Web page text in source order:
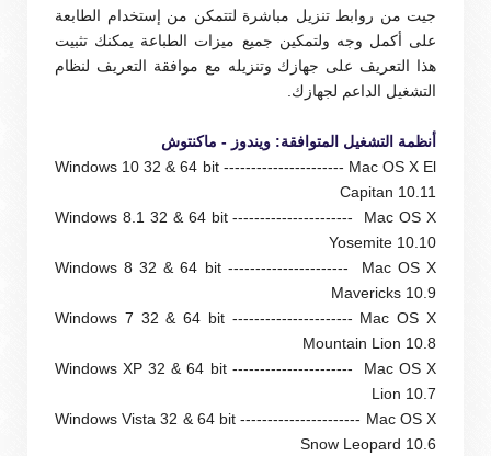
جيت من روابط تنزيل مباشرة لتتمكن من إستخدام الطابعة
على أكمل وجه ولتمكين جميع ميزات الطباعة يمكنك تثبيت
هذا التعريف على جهازك وتنزيله مع موافقة التعريف لنظام
التشغيل الداعم لجهازك.
أنظمة التشغيل المتوافقة: ويندوز - ماكنتوش
Windows 10 32 & 64 bit ---------------------- Mac OS X El
Capitan 10.11
Windows 8.1 32 & 64 bit ---------------------- Mac OS X
Yosemite 10.10
Windows 8 32 & 64 bit ---------------------- Mac OS X
Mavericks 10.9
Windows 7 32 & 64 bit ---------------------- Mac OS X
Mountain Lion 10.8
Windows XP 32 & 64 bit ---------------------- Mac OS X
Lion 10.7
Windows Vista 32 & 64 bit ---------------------- Mac OS X
Snow Leopard 10.6